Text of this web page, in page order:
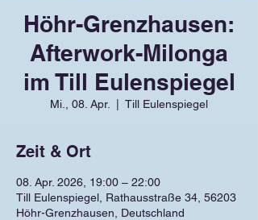
Höhr-Grenzhausen:
Afterwork-Milonga
im Till Eulenspiegel
Mi., 08. Apr. Till Eulenspiegel
Zeit & Ort
08. Apr. 2026, 19:00 – 22:00
Till Eulenspiegel, Rathausstraße 34, 56203
Höhr-Grenzhausen, Deutschland